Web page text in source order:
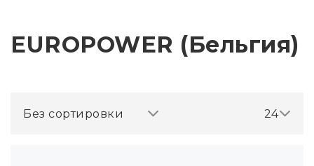
EUROPOWER (Бельгия)
24
Без сортировки